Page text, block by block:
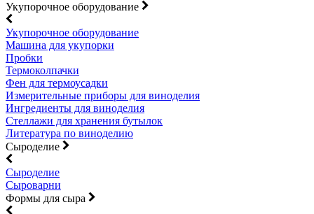
Укупорочное оборудование
Укупорочное оборудование
Машина для укупорки
Пробки
Термоколпачки
Фен для термоусадки
Измерительные приборы для виноделия
Ингредиенты для виноделия
Стеллажи для хранения бутылок
Литература по виноделию
Сыроделие
Сыроделие
Сыроварни
Формы для сыра